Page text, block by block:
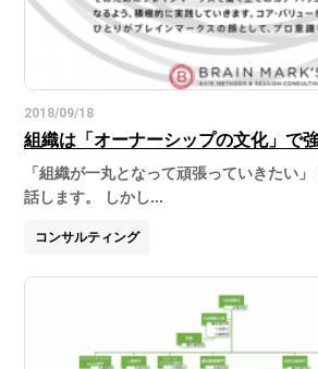
2018/09/18
組織は「オーナーシップの文化」で
「組織が一丸となって頑張っていきたい
話します。 しかし...
コンサルティング